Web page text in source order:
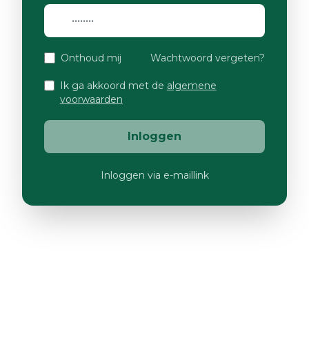
Onthoud mij Wachtwoord vergeten?
Ik ga akkoord met de algemene
voorwaarden
Inloggen
Inloggen via e-maillink